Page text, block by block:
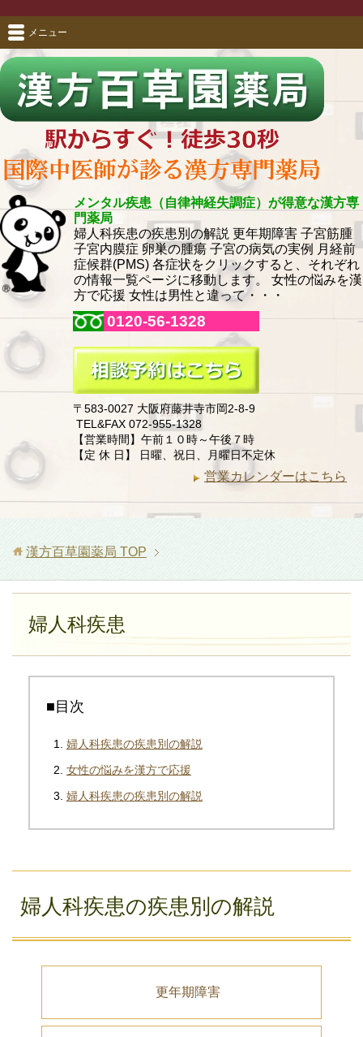
メンタル疾患（自律神経失調症）が得意な漢方専
門薬局
婦人科疾患の疾患別の解説 更年期障害 子宮筋腫
子宮内膜症 卵巣の腫瘍 子宮の病気の実例 月経前
症候群(PMS) 各症状をクリックすると、それぞれ
の情報一覧ページに移動します。 女性の悩みを漢
方で応援 女性は男性と違って・・・
0120-56-1328
〒583-0027 大阪府藤井寺市岡2-8-9
TEL&FAX 072-955-1328
【営業時間】午前１０時～午後７時
【定 休 日】 日曜、祝日、月曜日不定休
営業カレンダーはこちら
メニュー
漢方百草園薬局 TOP
婦人科疾患
■目次
婦人科疾患の疾患別の解説
女性の悩みを漢方で応援
婦人科疾患の疾患別の解説
婦人科疾患の疾患別の解説
更年期障害